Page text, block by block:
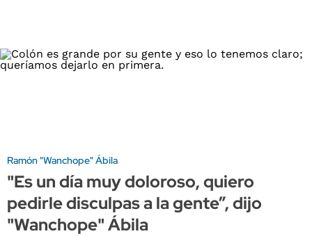
Ramón "Wanchope" Ábila
"Es un día muy doloroso, quiero
pedirle disculpas a la gente”, dijo
"Wanchope" Ábila